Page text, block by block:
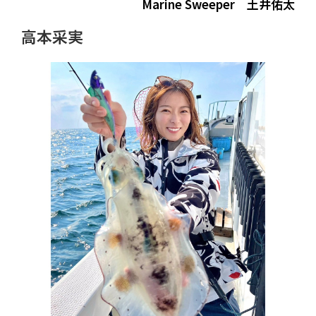
Marine Sweeper　土井佑太
高本采実